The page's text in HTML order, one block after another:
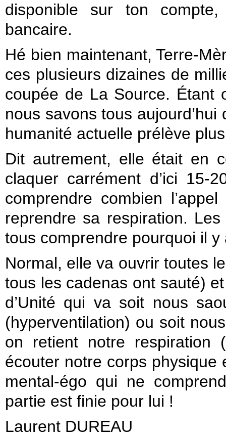
disponible sur ton
bancaire.
Hé bien maintenant, Terre-
ces plusieurs dizaines de
coupée de La Source. Étant
nous savons tous
humanité actuelle prélève
Dit autrement, elle était en
claquer carrément d’ici 15-
comprendre combien
reprendre sa respiration.
tous comprendre pourquoi il y
Normal, elle va ouvrir toutes
tous les cadenas ont sauté)
d’Unité qui va soit nous
(hyperventilation) ou soit
on retient notre respiration
écouter notre corps physique
mental-égo qui ne
partie est finie pour lui !
Laurent DUREAU